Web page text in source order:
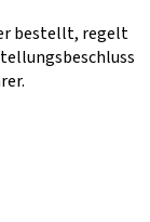
bestellt, regelt